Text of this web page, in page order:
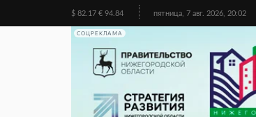
$ 82.17 € 94.84 пятница, 7 авг. 2026, 20:02
СОЦРЕКЛАМА